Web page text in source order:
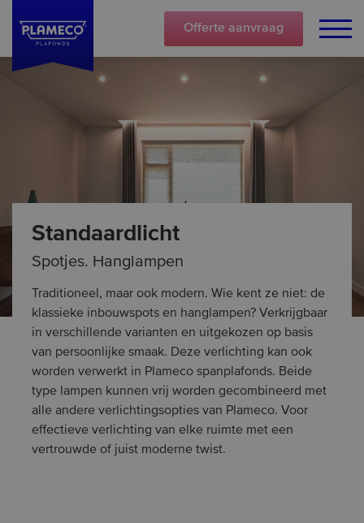
Offerte aanvraag
Standaardlicht
Spotjes. Hanglampen
Traditioneel, maar ook modern. Wie kent ze niet: de
klassieke inbouwspots en hanglampen? Verkrijgbaar
in verschillende varianten en uitgekozen op basis
van persoonlijke smaak. Deze verlichting kan ook
worden verwerkt in Plameco spanplafonds. Beide
type lampen kunnen vrij worden gecombineerd met
alle andere verlichtingsopties van Plameco. Voor
effectieve verlichting van elke ruimte met een
vertrouwde of juist moderne twist.